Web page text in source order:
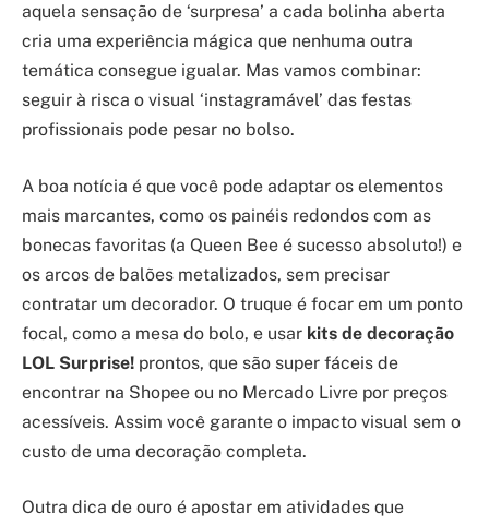
aquela sensação de ‘surpresa’ a cada bolinha aberta
cria uma experiência mágica que nenhuma outra
temática consegue igualar. Mas vamos combinar:
seguir à risca o visual ‘instagramável’ das festas
profissionais pode pesar no bolso.
A boa notícia é que você pode adaptar os elementos
mais marcantes, como os painéis redondos com as
bonecas favoritas (a Queen Bee é sucesso absoluto!) e
os arcos de balões metalizados, sem precisar
contratar um decorador. O truque é focar em um ponto
focal, como a mesa do bolo, e usar kits de decoração
LOL Surprise! prontos, que são super fáceis de
encontrar na Shopee ou no Mercado Livre por preços
acessíveis. Assim você garante o impacto visual sem o
custo de uma decoração completa.
Outra dica de ouro é apostar em atividades que